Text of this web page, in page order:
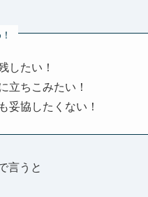
したい！
立ちこみたい！
妥協したくない！
言うと